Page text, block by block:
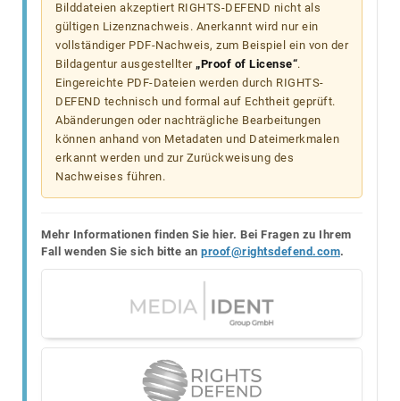
Bilddateien akzeptiert RIGHTS-DEFEND nicht als
gültigen Lizenznachweis. Anerkannt wird nur ein
vollständiger PDF-Nachweis, zum Beispiel ein von der
Bildagentur ausgestellter „Proof of License“.
Eingereichte PDF-Dateien werden durch RIGHTS-
DEFEND technisch und formal auf Echtheit geprüft.
Abänderungen oder nachträgliche Bearbeitungen
können anhand von Metadaten und Dateimerkmalen
erkannt werden und zur Zurückweisung des
Nachweises führen.
Mehr Informationen finden Sie hier. Bei Fragen zu Ihrem
Fall wenden Sie sich bitte an proof@rightsdefend.com.